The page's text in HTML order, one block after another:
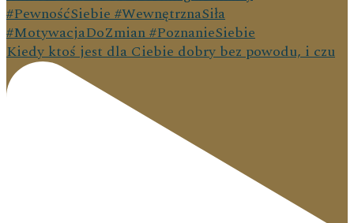
Kiedy ktoś jest dla Ciebie dobry bez powodu, i czu